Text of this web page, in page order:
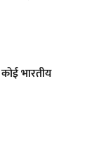
भारतीय